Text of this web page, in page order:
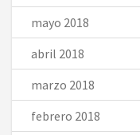
mayo 2018
abril 2018
marzo 2018
febrero 2018